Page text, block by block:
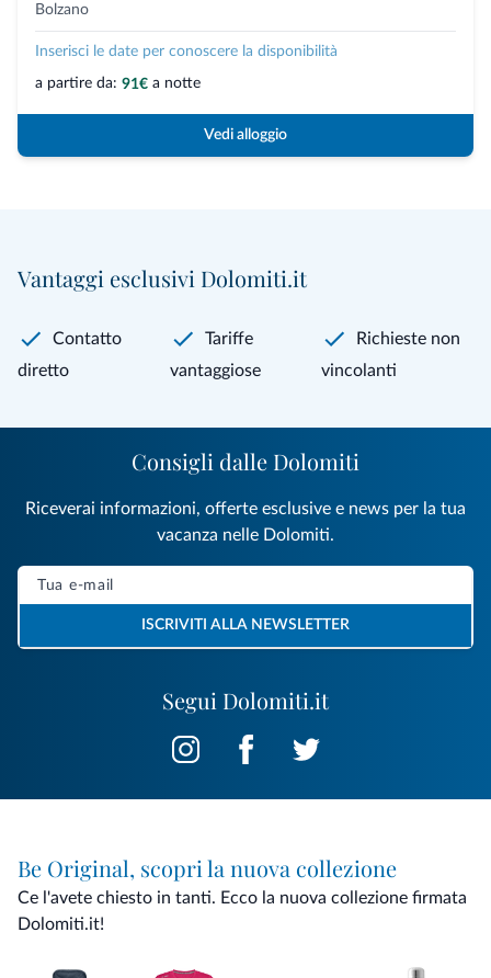
Bolzano
Inserisci le date per conoscere la disponibilità
a partire da: 91€ a notte
Vedi alloggio
Vantaggi esclusivi Dolomiti.it
Contatto
diretto
Tariffe
vantaggiose
Richieste non
vincolanti
Segui Dolomiti.it
Consigli dalle Dolomiti
Riceverai informazioni, offerte esclusive e news per la tua
vacanza nelle Dolomiti.
ISCRIVITI ALLA NEWSLETTER
Be Original, scopri la nuova collezione
Ce l'avete chiesto in tanti. Ecco la nuova collezione firmata
Dolomiti.it!